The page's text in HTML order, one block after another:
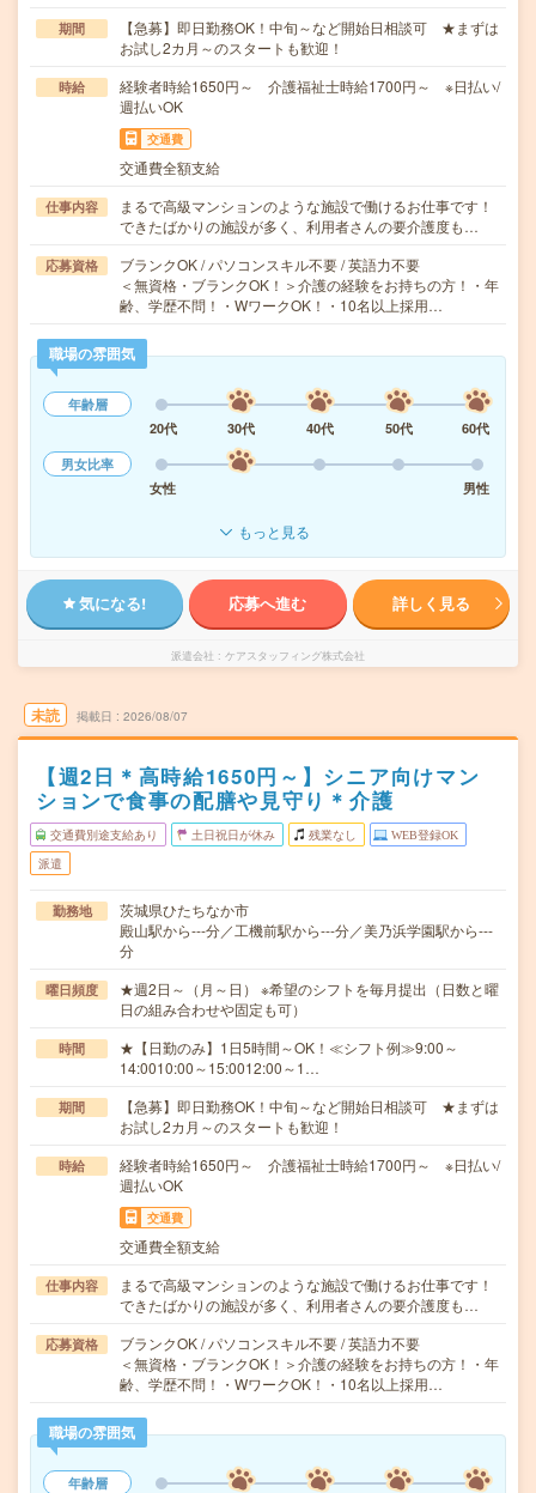
期間
【急募】即日勤務OK！中旬～など開始日相談可 ★まずは
お試し2カ月～のスタートも歓迎！
時給
経験者時給1650円～ 介護福祉士時給1700円～ ※日払い/
週払いOK
交通費
交通費全額支給
仕事内容
まるで高級マンションのような施設で働けるお仕事です！
できたばかりの施設が多く、利用者さんの要介護度も…
応募資格
ブランクOK / パソコンスキル不要 / 英語力不要
＜無資格・ブランクOK！＞介護の経験をお持ちの方！・年
齢、学歴不問！・WワークOK！・10名以上採用…
職場の雰囲気
年齢層
20代
30代 40代 50代
60代
男女比率
女性
男性
もっと見る
気になる! 応募へ進む 詳しく見る
派遣会社 ケアスタッフィング株式会社
未読 掲載日 2026/08/07
【週2日＊高時給1650円～】シニア向けマン
ションで食事の配膳や見守り＊介護
交通費別途支給あり 土日祝日が休み 残業なし WEB登録OK
派遣
勤務地
茨城県ひたちなか市
殿山駅から---分／工機前駅から---分／美乃浜学園駅から---
分
曜日頻度
★週2日～（月～日） ※希望のシフトを毎月提出（日数と曜
日の組み合わせや固定も可）
時間
★【日勤のみ】1日5時間～OK！≪シフト例≫9:00～
14:0010:00～15:0012:00～1…
期間
【急募】即日勤務OK！中旬～など開始日相談可 ★まずは
お試し2カ月～のスタートも歓迎！
時給
経験者時給1650円～ 介護福祉士時給1700円～ ※日払い/
週払いOK
交通費
交通費全額支給
仕事内容
まるで高級マンションのような施設で働けるお仕事です！
できたばかりの施設が多く、利用者さんの要介護度も…
応募資格
ブランクOK / パソコンスキル不要 / 英語力不要
＜無資格・ブランクOK！＞介護の経験をお持ちの方！・年
齢、学歴不問！・WワークOK！・10名以上採用…
職場の雰囲気
年齢層